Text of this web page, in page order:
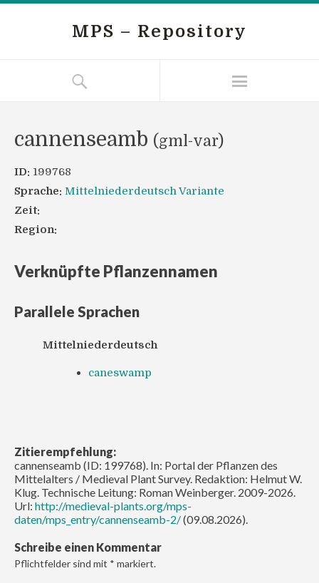
MPS – Repository
cannenseamb (gml-var)
ID: 199768
Sprache: Mittelniederdeutsch Variante
Zeit:
Region:
Verknüpfte Pflanzennamen
Parallele Sprachen
Mittelniederdeutsch
caneswamp
Zitierempfehlung:
cannenseamb (ID: 199768). In: Portal der Pflanzen des
Mittelalters / Medieval Plant Survey. Redaktion: Helmut W.
Klug. Technische Leitung: Roman Weinberger. 2009-2026.
Url: http://medieval-plants.org/mps-
daten/mps_entry/cannenseamb-2/(09.08.2026).
Schreibe einen Kommentar
Pflichtfelder sind mit * markiert.